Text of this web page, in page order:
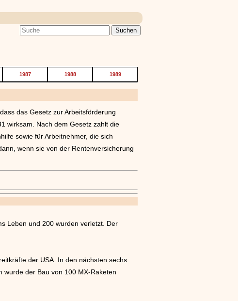
1987 1988 1989
das Gesetz zur Arbeitsförderung
wirksam. Nach dem Gesetz zahlt die
sowie für Arbeitnehmer, die sich
wenn sie von der Rentenversicherung
Leben und 200 wurden verletzt. Der
der USA. In den nächsten sechs
wurde der Bau von 100 MX-Raketen